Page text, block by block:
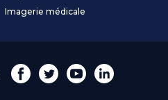
Imagerie médicale